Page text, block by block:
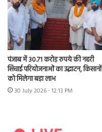
पंजाब में 30.71 करोड़ रुपये की नहरी
सिंचाई परियोजनाओं का उद्घाटन, किसानों
को मिलेगा बड़ा लाभ
30 July 2026 - 12:13 PM